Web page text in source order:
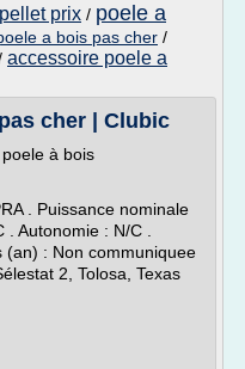
prix / poele a
a bois pas cher /
accessoire poele a
cher | Clubic
à bois
. Puissance nominale
Autonomie : N/C .
: Non communiquee
2, Tolosa, Texas